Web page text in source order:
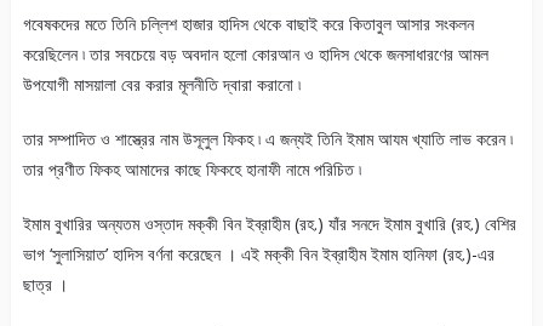
গবেষকদের মতে তিনি চল্লিশ হাজার হাদিস থেকে বাছাই করে কিতাবুল আসার সংকলন
করেছিলেন ৷ তার সবচেয়ে বড় অবদান হলো কোরআন ও হাদিস থেকে জনসাধারণের আমল
উপযোগী মাসয়ালা বের করার মূলনীতি দ্বারা করানো ৷
তার সম্পাদিত ও শাস্ত্রের নাম উসূলুল ফিকহ ৷ এ জন্যই তিনি ইমাম আযম খ্যাতি লাভ করেন ৷
তার প্রণীত ফিকহ আমাদের কাছে ফিকহে হানাফী নামে পরিচিত ৷
ইমাম বুখারির অন্যতম ওস্তাদ মক্কী বিন ইব্রাহীম (রহ.) যাঁর সনদে ইমাম বুখারি (রহ.) বেশির
ভাগ ‘সুলাসিয়াত’ হাদিস বর্ণনা করেছেন । এই মক্কী বিন ইব্রাহীম ইমাম হানিফা (রহ.)-এর
ছাত্র ।